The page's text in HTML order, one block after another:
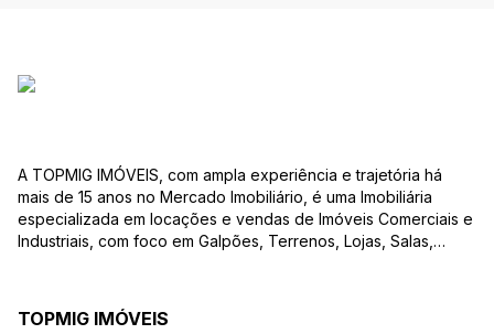
A TOPMIG IMÓVEIS, com ampla experiência e trajetória há
mais de 15 anos no Mercado Imobiliário, é uma Imobiliária
especializada em locações e vendas de Imóveis Comerciais e
Industriais, com foco em Galpões, Terrenos, Lojas, Salas,
suas necessidades e objetivos comerciais. Nossos corretores,
devidamente credenciados ao CRECI-MG, estão à disposição
TOPMIG IMÓVEIS